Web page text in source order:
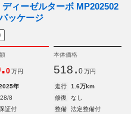
ィーゼルターボ MP202502
ッケージ
.0 万円
本体価格
518. 0 万円
年 走行
1.6万km
8 修復
なし
証付 整備
法定整備付